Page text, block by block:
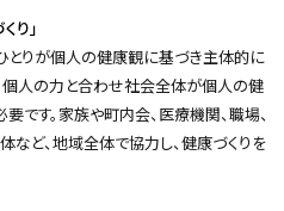
り」
とりが個人の健康観に基づき主体的に
個人の力と合わせ社会全体が個人の健
です。家族や町内会、医療機関、職場、
など、地域全体で協力し、健康づくりを